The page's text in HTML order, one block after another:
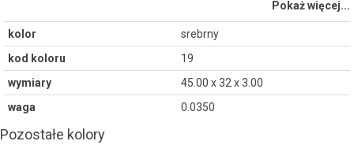
Pokaż więcej...
kolor
srebrny
kod koloru
19
wymiary
45.00 x 32 x 3.00
waga
0.0350
Pozostałe kolory